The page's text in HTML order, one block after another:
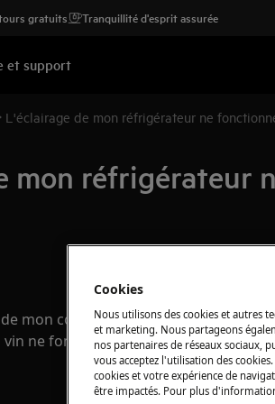
gratuits Tranquillité d'esprit assurée
et support
L'éclairage de mon réfrigérateur ne
mon réfrigérateur
mon congélateur / réfrigérateur /
ne fonctionne pas
Cookies
Nous utilisons des cookies et autres
et marketing. Nous partageons
nos partenaires de réseaux sociaux,
vous acceptez l'utilisation des
cookies et votre expérience de
être impactés. Pour plus